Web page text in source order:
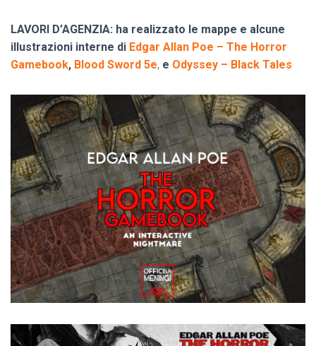
LAVORI D’AGENZIA: ha realizzato le mappe e alcune
illustrazioni interne di Edgar Allan Poe – The Horror
Gamebook, Blood Sword 5e, e Odyssey – Black Tales